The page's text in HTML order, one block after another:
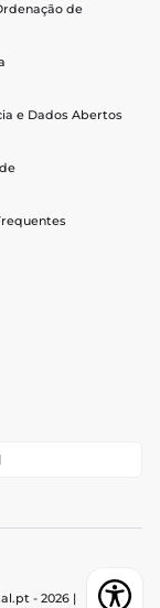
de
e Dados Abertos
- 2026 |